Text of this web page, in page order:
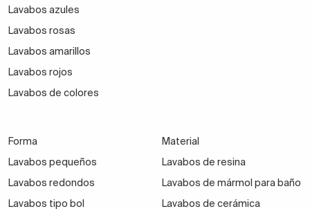
Lavabos azules
Lavabos rosas
Lavabos amarillos
Lavabos rojos
Lavabos de colores
Forma
Lavabos pequeños
Lavabos redondos
Lavabos tipo bol
Material
Lavabos de resina
Lavabos de mármol para baño
Lavabos de cerámica